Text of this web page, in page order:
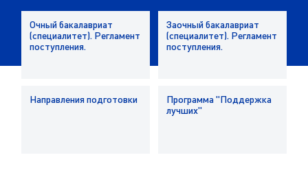
Очный бакалавриат
(специалитет). Регламент
поступления.
Заочный бакалавриат
(специалитет). Регламент
поступления.
Направления подготовки
Программа "Поддержка
лучших"